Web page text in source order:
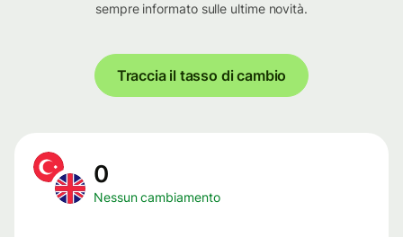
sempre informato sulle ultime novità.
Traccia il tasso di cambio
0
Nessun cambiamento